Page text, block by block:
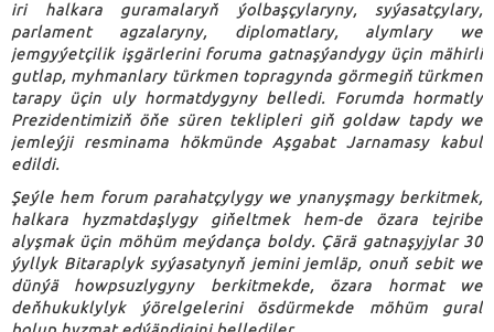
iri halkara guramalaryň ýolbaşçylaryny, syýasatçylary,
parlament agzalaryny, diplomatlary, alymlary we
jemgyýetçilik işgärlerini foruma gatnaşýandygy üçin mähirli
gutlap, myhmanlary türkmen topragynda görmegiň türkmen
tarapy üçin uly hormatdygyny belledi. Forumda hormatly
Prezidentimiziň öňe süren teklipleri giň goldaw tapdy we
jemleýji resminama hökmünde Aşgabat Jarnamasy kabul
edildi.
Şeýle hem forum parahatçylygy we ynanyşmagy berkitmek,
halkara hyzmatdaşlygy giňeltmek hem-de özara tejribe
alyşmak üçin möhüm meýdança boldy. Çärä gatnaşyjylar 30
ýyllyk Bitaraplyk syýasatynyň jemini jemläp, onuň sebit we
dünýä howpsuzlygyny berkitmekde, özara hormat we
deňhukuklylyk ýörelgelerini ösdürmekde möhüm gural